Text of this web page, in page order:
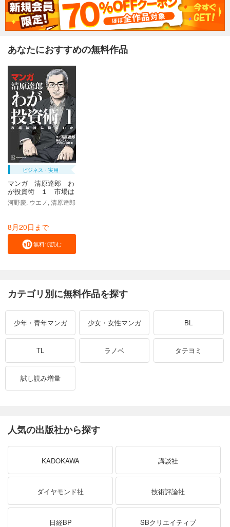
あなたにおすすめの無料作品
ビジネス・実用
マンガ 清原達郎 わ
が投資術 １ 市場は
誰に微笑むか
河野慶, ウエノ, 清原達郎
8月20日まで
無料で読む
カテゴリ別に無料作品を探す
少年・青年マンガ 少女・女性マンガ BL
TL ラノベ タテヨミ
試し読み増量
人気の出版社から探す
KADOKAWA 講談社
ダイヤモンド社 技術評論社
日経BP SBクリエイティブ